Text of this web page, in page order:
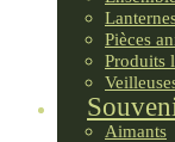
Pièces
Produits
Aimants